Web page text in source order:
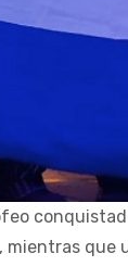
mientras que